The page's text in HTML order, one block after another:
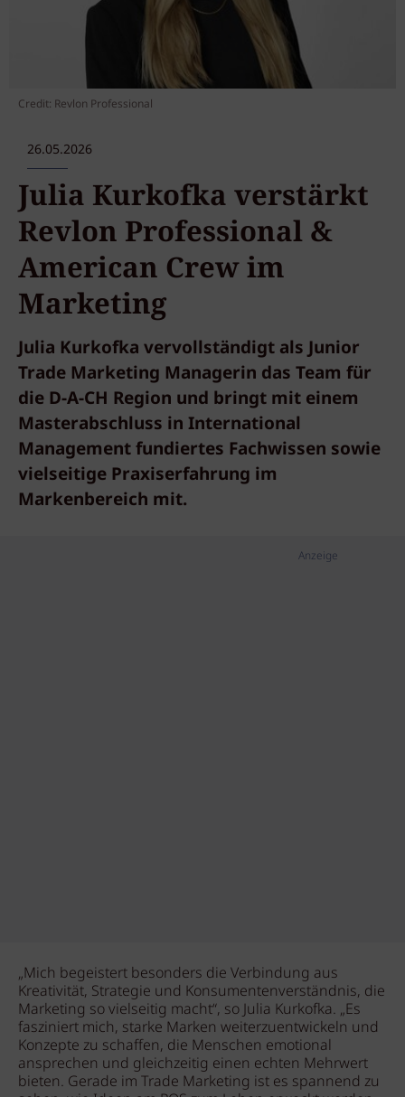
Credit: Revlon Professional
26.05.2026
Julia Kurkofka verstärkt
Revlon Professional &
American Crew im
Marketing
Julia Kurkofka vervollständigt als Junior
Trade Marketing Managerin das Team für
die D-A-CH Region und bringt mit einem
Masterabschluss in International
Management fundiertes Fachwissen sowie
vielseitige Praxiserfahrung im
Markenbereich mit.
Anzeige
„Mich begeistert besonders die Verbindung aus
Kreativität, Strategie und Konsumentenverständnis, die
Marketing so vielseitig macht“, so Julia Kurkofka. „Es
fasziniert mich, starke Marken weiterzuentwickeln und
Konzepte zu schaffen, die Menschen emotional
ansprechen und gleichzeitig einen echten Mehrwert
bieten. Gerade im Trade Marketing ist es spannend zu